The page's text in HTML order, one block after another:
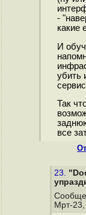
-
какие
И
убить
Так
все
23.
Мрт-